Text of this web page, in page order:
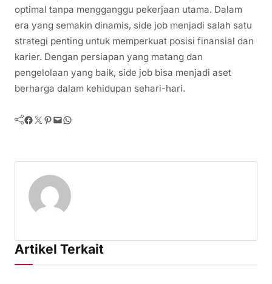
optimal tanpa mengganggu pekerjaan utama. Dalam
era yang semakin dinamis, side job menjadi salah satu
strategi penting untuk memperkuat posisi finansial dan
karier. Dengan persiapan yang matang dan
pengelolaan yang baik, side job bisa menjadi aset
berharga dalam kehidupan sehari-hari.
Facebook Twitter Pinterest Mail WhatsApp
Artikel Terkait